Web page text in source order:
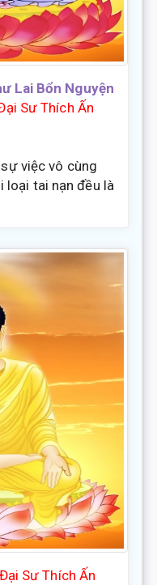
Lai Bổn Nguyện
Sư Thích Ấn
việc vô cùng
loại tai nạn đều là
Đại Sư Thích Ấn